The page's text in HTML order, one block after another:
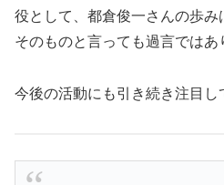
役として、都倉俊一さんの歩
そのものと言っても過言ではあ
今後の活動にも引き続き注目し